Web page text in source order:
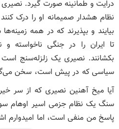
درایت و طمانینه صورت گیرد. نصیری
نظام هشدار صمیمانه او را درک
بیایند و بپذیرند که در همه
تا ایران را در جنگی ناخواسته و
بکشانند. نصیری یک زلزله‌سنج
سیاسی که در پیش است، سخن
آیا میخ آهنین نصیری که از سر
سنگ یک نظام جزمی اسیر اوهام
پاسخ من منفی است، اما امیدوارم